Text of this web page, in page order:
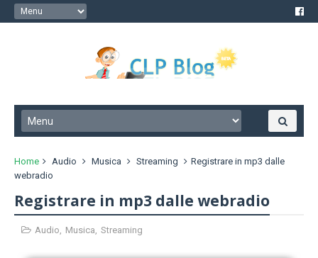
Home Audio Musica Streaming
Registrare in mp3 dalle
webradio
Registrare in mp3 dalle webradio
Audio, Musica, Streaming